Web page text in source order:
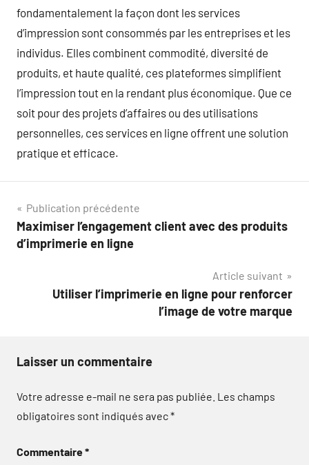
fondamentalement la façon dont les services
d’impression sont consommés par les entreprises et les
individus. Elles combinent commodité, diversité de
produits, et haute qualité, ces plateformes simplifient
l’impression tout en la rendant plus économique. Que ce
soit pour des projets d’affaires ou des utilisations
personnelles, ces services en ligne offrent une solution
pratique et efficace.
Navigation
de
Publication précédente
Maximiser l’engagement client avec des produits
d’imprimerie en ligne
Article suivant
Utiliser l’imprimerie en ligne pour renforcer
l’image de votre marque
Laisser un commentaire
Votre adresse e-mail ne sera pas publiée. Les champs
obligatoires sont indiqués avec*
Commentaire*